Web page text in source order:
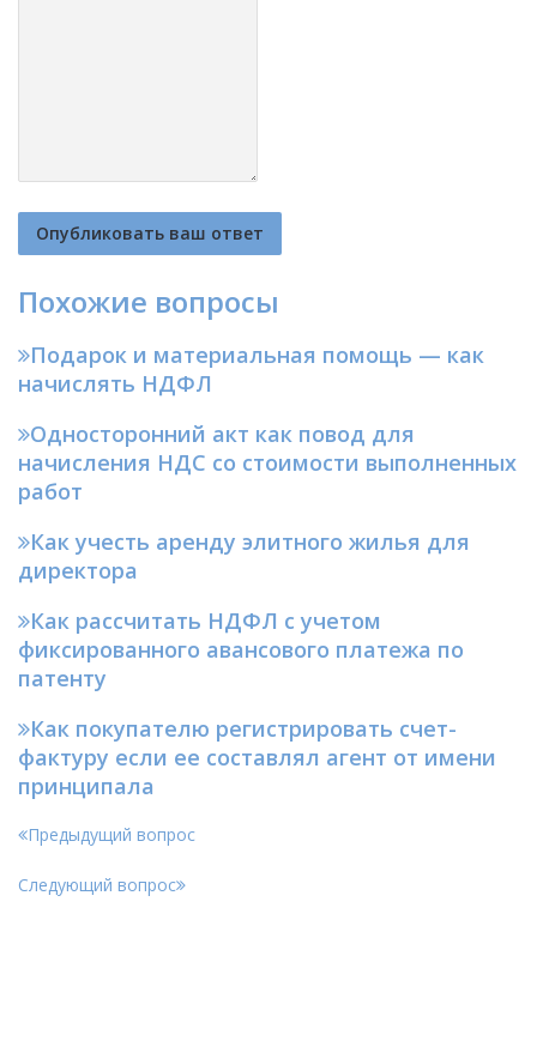
Похожие вопросы
Подарок и материальная помощь — как
начислять НДФЛ
Односторонний акт как повод для
начисления НДС со стоимости выполненных
работ
Как учесть аренду элитного жилья для
директора
Как рассчитать НДФЛ с учетом
фиксированного авансового платежа по
патенту
Как покупателю регистрировать счет-
фактуру если ее составлял агент от имени
принципала
Предыдущий вопрос
Следующий вопрос